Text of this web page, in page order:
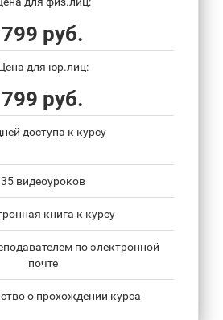
799 руб.
для юр.лиц:
799 руб.
доступа к курсу
35 видеоуроков
книга к курсу
по электронной
почте
о прохождении курса